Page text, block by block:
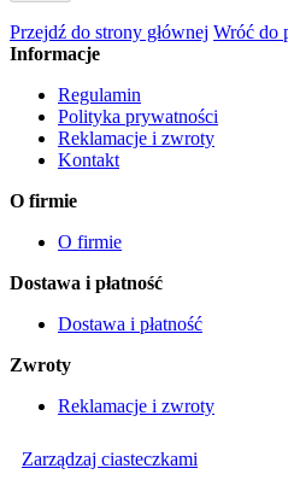
Przejdź do strony głównej Wróć do
Informacje
Regulamin
Polityka prywatności
Reklamacje i zwroty
Kontakt
O firmie
O firmie
Dostawa i płatność
Dostawa i płatność
Zwroty
Reklamacje i zwroty
Zarządzaj ciasteczkami